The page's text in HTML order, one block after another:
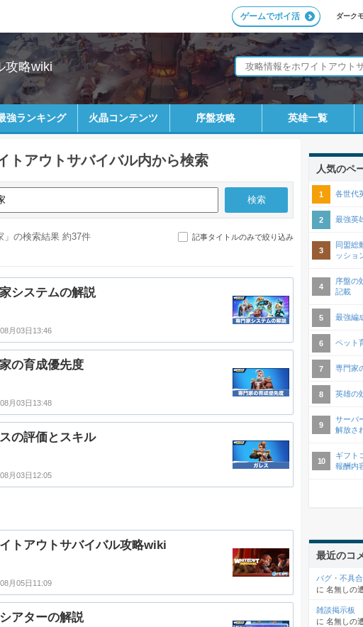
ダーク
ゲームでポイ活
攻略wiki
強ランキング 火晶コンテンツ 序盤攻略 英雄一覧
トアウトサバイバル内から検索
」の検索結果 約37件 記事タイトルのみで絞り込み
システムの解説
月03日13:46
の育成優先度
月03日13:48
の評価とスキル
月03日12:05
トアウトサバイバル攻略wiki
月05日11:09
アターの解説
人気のペ
各世代
最強英
同盟総
ッショ
序盤の
記載
最強編
ペット
専門家
英雄の
サーバ
解放さ
ギフト
報酬内
最近のコ
バグ・不具
に 名無しの
雑談掲示板
に 名無しの